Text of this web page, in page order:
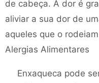
de cabeça. A dor é
aliviar a sua dor de
aqueles que o
Alergias Alimentares
Enxaqueca pode